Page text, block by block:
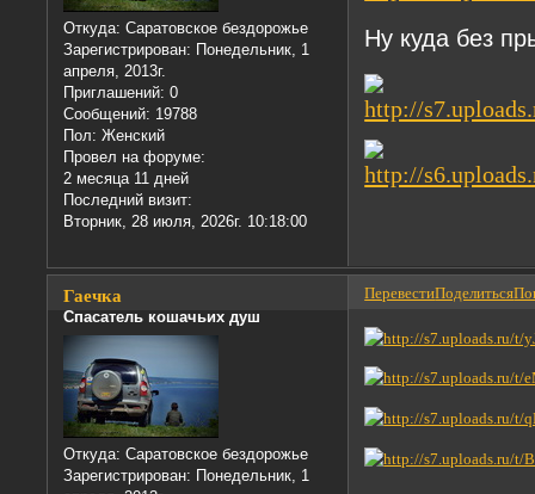
Откуда: Саратовское бездорожье
Зарегистрирован: Понедельник, 1
апреля, 2013г.
Приглашений: 0
Сообщений: 19788
Пол: Женский
Провел на форуме:
2 месяца 11 дней
Последний визит:
Вторник, 28 июля, 2026г. 10:18:00
Ну куда без
ПеревестиПоделиться
Гаечка
Спасатель кошачьих душ
Откуда: Саратовское бездорожье
Зарегистрирован: Понедельник, 1